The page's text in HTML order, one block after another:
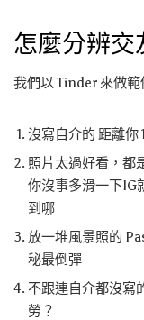
怎麼分辨交
我們以 Tinder 來做範
沒寫自介的 距離你
照片太過好看，都
你沒事多滑一下IG
到哪
放一堆風景照的
秘最倒彈
不跟連自介都沒寫
勞？